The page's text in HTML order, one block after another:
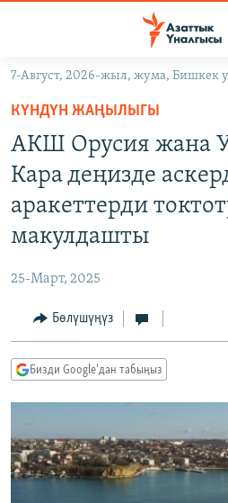
Навигацияга
өтүңүз
Издөөгө
салыңызКЫРГЫЗСТАН
УКРАИНА
БҮГҮН АЗАТТЫКТА
ЭКСПЕРТТЕР ТАЛДАЙТ
БИЗ ЖАНА ДҮЙНӨ
АЗАТТЫК+
ЫҢГАЙСЫЗ СУРООЛОР
ПОДКАСТ
ӨЗГӨЧӨ ПИКИР
Русский
7-Август, 2026-жыл, жума, Бишкек
КҮНДҮН ЖАҢЫЛЫГЫ
АКШ Орусия жана
Кара деңизде
аракеттерди
макулдашты
25-Март, 2025
Бөлүшүңүз
Бизди Google'дан табыңыз